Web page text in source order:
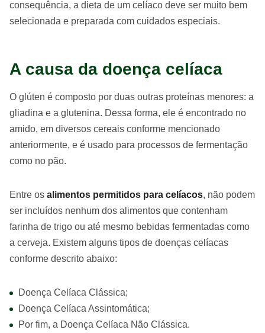
consequência, a dieta de um celíaco deve ser muito bem
selecionada e preparada com cuidados especiais.
A causa da doença celíaca
O glúten é composto por duas outras proteínas menores: a
gliadina e a glutenina. Dessa forma, ele é encontrado no
amido, em diversos cereais conforme mencionado
anteriormente, e é usado para processos de fermentação
como no pão.
Entre os alimentos permitidos para celíacos, não podem
ser incluídos nenhum dos alimentos que contenham
farinha de trigo ou até mesmo bebidas fermentadas como
a cerveja. Existem alguns tipos de doenças celíacas
conforme descrito abaixo:
Doença Celíaca Clássica;
Doença Celíaca Assintomática;
Por fim, a Doença Celíaca Não Clássica.